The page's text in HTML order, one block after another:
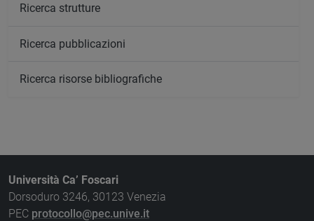
Ricerca strutture
Ricerca pubblicazioni
Ricerca risorse bibliografiche
Università Ca’ Foscari
Dorsoduro 3246, 30123 Venezia
PEC protocollo@pec.unive.it